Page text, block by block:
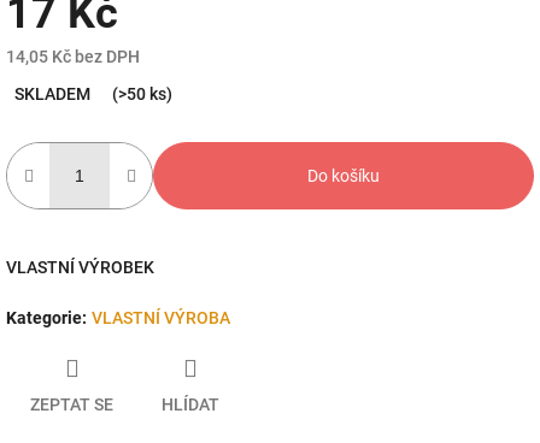
17 Kč
14,05 Kč bez DPH
cena:
SKLADEM (>50 ks)
Do košíku
VLASTNÍ VÝROBEK
Kategorie: VLASTNÍ VÝROBA
ZEPTAT SE HLÍDAT